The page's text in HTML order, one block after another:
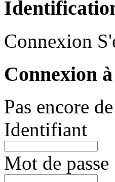
Connexion
Connexion
Pas encore
Identifiant
Mot de passe